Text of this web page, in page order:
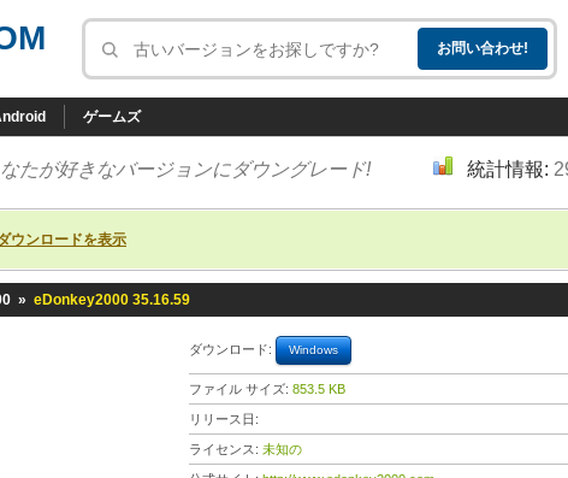
ゲームズ
たが好きなバージョンにダウングレード! 統計情報:
ウンロードを表示
» eDonkey2000 35.16.59
ダウンロード: Windows
ファイル サイズ: 853.5 KB
リリース日:
ライセンス: 未知の